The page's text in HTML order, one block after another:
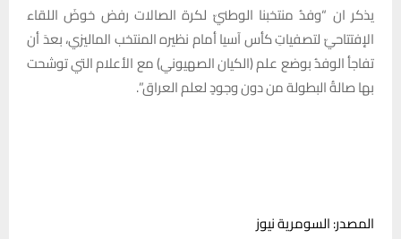
يذكر ان “وفدُ منتخبنا الوطنيّ لكرة الصالات رفض خوضَ اللقاء
الإفتتاحيّ لتصفياتِ كأس آسيا أمام نظيره المنتخب الماليزي، بعدَ أن
تفاجأ الوفدُ بوضع علم (الكيان الصهيوني) مع الأعلام التي توشحت
بها صالةُ البطولة من دون وجودٍ لعلم العراق”.
المصدر: السومرية نيوز